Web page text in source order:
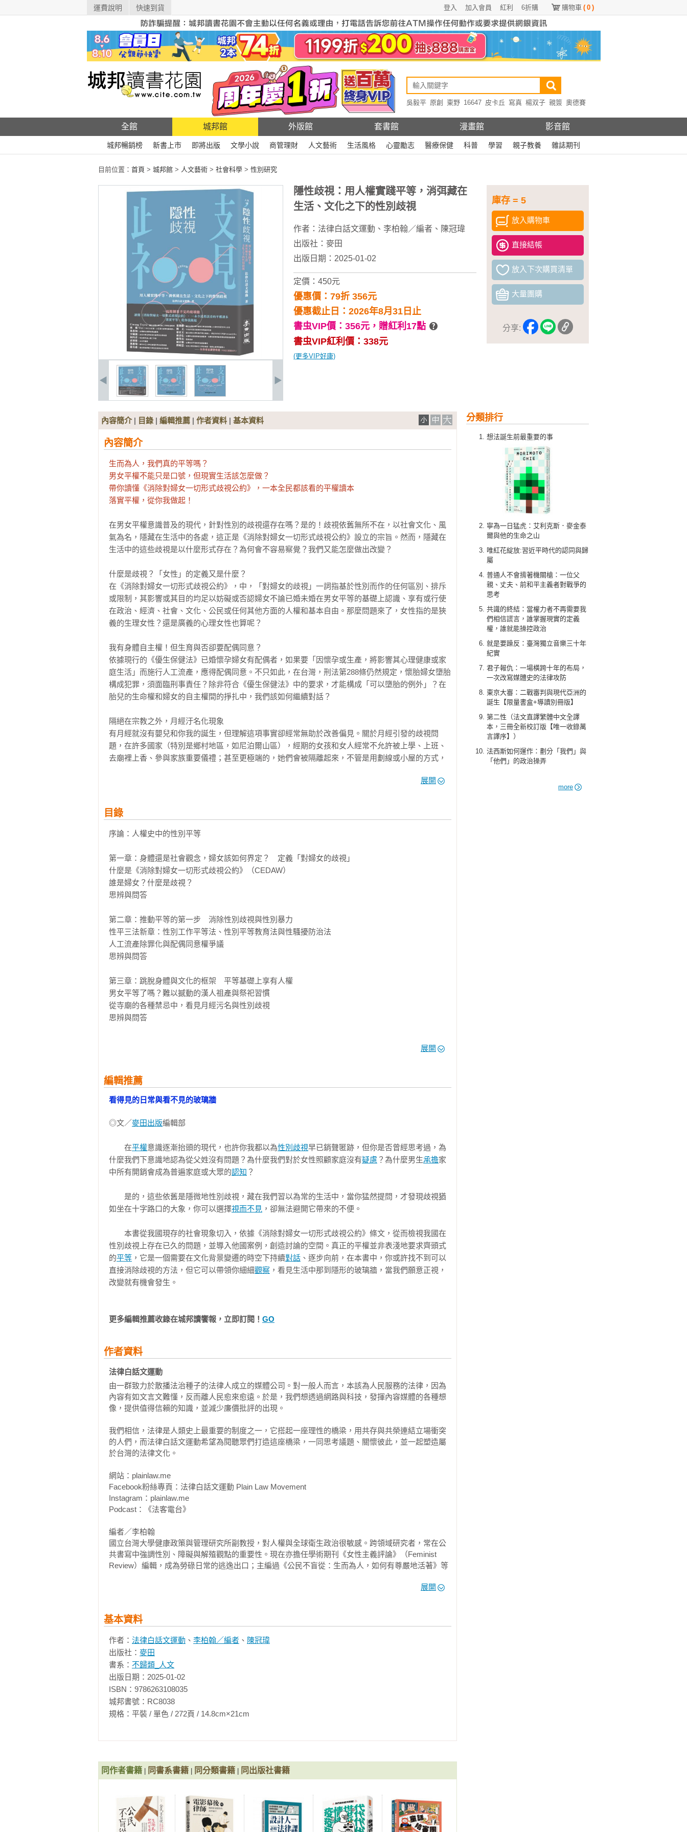
運費說明 快速到貨 購物車 ( 0 )
6折購
紅利
加入會員
登入
吳毅平 原創 東野 16647 皮卡丘 寫真 楊双子 親簽 奧德賽
全館 城邦館 外版館 套書館 漫畫館 影音館
城邦暢銷榜 新書上市 即將出版 文學小說 商管理財 人文藝術 生活風格 心靈勵志 醫療保健 科普 學習 親子教養 雜誌期刊
目前位置： 首頁 > 城邦館 > 人文藝術 > 社會科學 > 性別研究
庫存 = 5
放入購物車
直接結帳
放入下次購買清單
大量團購
分享:
隱性歧視：用人權實踐平等，消弭藏在
生活、文化之下的性別歧視
作者： 法律白話文運動 、 李柏翰／編者 、 陳冠瑋
出版社： 麥田
出版日期：2025-01-02
定價：450元
優惠價：79折 356元
優惠截止日：2026年8月31日止
書虫VIP價：356元， 贈紅利17點
書虫VIP紅利價：338元
(更多VIP好康)
分類排行
想法誕生前最重要的事
寧為一日猛虎：艾利克斯．麥金泰
爾與他的生命之山
唯紅花綻放:習近平時代的認同與歸
屬
普通人不會揹著機關槍：一位父
親、丈夫、前和平主義者對戰爭的
思考
共識的終結：當權力者不再需要我
們相信謊言，誰掌握現實的定義
權，誰就能操控政治
就是要躁反：臺灣獨立音樂三十年
紀實
君子報仇：一場橫跨十年的布局，
一次改寫媒體史的法律攻防
東京大審：二戰審判與現代亞洲的
誕生【限量書盒+導讀別冊版】
第二性（法文直譯繁體中文全譯
本，三冊全新校訂版【唯一收錄萬
言譯序】）
法西斯如何運作：劃分「我們」與
「他們」的政治操弄
more
內容簡介| 目錄 | 編輯推薦 | 作者資料 | 基本資料
內容簡介
生而為人，我們真的平等嗎？
男女平權不能只是口號，但現實生活該怎麼做？
帶你讀懂《消除對婦女一切形式歧視公約》，一本全民都該看的平權讀本
落實平權，從你我做起！
在男女平權意識普及的現代，針對性別的歧視還存在嗎？是的！歧視依舊無所不在，以社會文化、風
氣為名，隱藏在生活中的各處，這正是《消除對婦女一切形式歧視公約》設立的宗旨。然而，隱藏在
生活中的這些歧視是以什麼形式存在？為何會不容易察覺？我們又能怎麼做出改變？
什麼是歧視？「女性」的定義又是什麼？
在《消除對婦女一切形式歧視公約》，中，「對婦女的歧視」一詞指基於性別而作的任何區別、排斥
或限制，其影響或其目的均足以妨礙或否認婦女不論已婚未婚在男女平等的基礎上認識、享有或行使
在政治、經濟、社會、文化、公民或任何其他方面的人權和基本自由。那麼問題來了，女性指的是狹
義的生理女性？還是廣義的心理女性也算呢？
我有身體自主權！但生育與否卻要配偶同意？
依據現行的《優生保健法》已婚懷孕婦女有配偶者，如果要「因懷孕或生產，將影響其心理健康或家
庭生活」而施行人工流產，應得配偶同意。不只如此，在台灣，刑法第288條仍然規定，懷胎婦女墮胎
構成犯罪，須面臨刑事責任？除非符合《優生保健法》中的要求，才能構成「可以墮胎的例外」？在
胎兒的生命權和婦女的自主權間的掙扎中，我們該如何繼續對話？
隔絕在宗教之外，月經汙名化現象
有月經就沒有嬰兒和你我的誕生，但理解這項事實卻經常無助於改善偏見。關於月經引發的歧視問
題，在許多國家（特別是鄉村地區，如尼泊爾山區），經期的女孩和女人經常不允許被上學、上班、
去廟裡上香、參與家族重要儀禮；甚至更極端的，她們會被隔離起來，不管是用劃線或小屋的方式，
「是男孩就不准哭！」近來「有毒的男子氣概」（toxic masculinity）成為很夯的詞，但有毒的男子氣
概到底是什麼、打哪來，為什麼使所有人不分性別都活得這麼辛苦？在當今台灣社會，什麼樣的性別
氣質才符合「真男人」和「好男人」或「真女人」和「好女人」的定義呢？這些當代的定義是否有毒
台灣外交再困難，也沒有10%女性限額難
台灣首位女外交官張小月擁有多項外交部的「女性第一」紀錄，而這些紀錄的晚近，顯現出女性早期
在進入外交體系的艱難，以及要在體系中獲得重用的稀少性。為什麼外交過去長期被認為是男性的工
地進行外交工作？女性外交官又會面臨哪些實質上的派駐困難？
結婚後該住誰家？財產分配怎樣才平等？
為何女性婚後就要搬進夫家？住在妻子家的男性就叫「入贅」？此外，台灣人在財產分配運用上，有
內部的關係，也反映了社會結構中的性別角色刻板印象，除了法律和政策外，個人、家庭、教育可以
如何改變這種觀念？
本書以我國現存的社會現象切入，依據《消除對婦女一切形式歧視公約》條文，從而檢視我國在性別
Ciwang Teyra│國立台灣大學社會工作學系副教授
王曉丹│國立政治大學法學院教授
林　薇 Vivi│NGO小紅帽、小紅厝月經博物館創辦人
官曉薇│台北大學法學院及社會學系合聘教授
苗博雅│台北市議員
郭惠瑜│國立中正大學社會福利學系助理教授
游美惠│國立高雄師範大學性別教育研究所教授
劉　文│中央研究院民族學研究所副研究員
蔡宜文│國立清華大學社會所博士候選人、蔡宜文的多元宇宙Podcast主持人
賴瑩真│瑩真律師
韓宜臻│台灣性別平等教育協會秘書長
釋昭慧│玄奘大學宗教與文化學系教授、佛教弘誓學院創辦人
展開
目錄
序論：人權史中的性別平等
第一章：身體還是社會觀念，婦女該如何界定？　定義「對婦女的歧視」
什麼是《消除對婦女一切形式歧視公約》（CEDAW）
誰是婦女？什麼是歧視？
思辨與問答
第二章：推動平等的第一步　消除性別歧視與性別暴力
性平三法新章：性別工作平等法、性別平等教育法與性騷擾防治法
人工流產除罪化與配偶同意權爭議
思辨與問答
第三章：跳脫身體與文化的框架　平等基礎上享有人權
男女平等了嗎？難以撼動的漢人祖產與祭祀習慣
從寺廟的各種禁忌中，看見月經污名與性別歧視
思辨與問答
思辨與問答
第五章：只能當「好男人」或「好女人」嗎？　改變性別偏見
革除結構性暴力，別讓殺人成為自我救濟的手段
第六章：從跨國婚姻到性交易產業　禁止販賣婦女與使婦女賣淫
婚姻仲介或買賣新娘？
跨國販賣婦女的深淵
性交易產業是否應該合法？台灣現況如何？
思辨與問答
第七章：台灣的女人參政一點都不困難？　消除政治與公共生活之歧視
從憲法規定婦女保障名額，到女性閣員比例成為總統競選重要政見
有女總統，就性別平等了嗎？
外交場域的女性與外交特考的百分之十女性限額
派駐的艱難
思辨與問答
第九章：現代版的「嫁雞隨雞，嫁狗隨狗」　國籍權之平等
跨國婚姻聽似浪漫，但處處皆是失去國籍的危機
思辨與問答
第十章：男女分校下的落差　教育權之平等
婦女已經享有平等的受教育權利？
教育內容的性別平等你注意到了嗎？
體育場上的性別平等
教育，是性別平等的基石
第十一章：專業無關性別　工作權之平等
從懷孕歧視到工作的母親
職場中的隱形力量：同工不同酬與玻璃天花板
女男健康不平等，需透過政治意志消弭性別偏見
女人的身體健康，不該是宗教與政黨政治的戰場
思辨與問答
第十三章：打破日常中的玻璃牆　經濟與社會福利權之平等
信貸歧視：當性別不是考量因素？
女性創業：協助起飛的鳳凰貸款與飛雁計畫
運動場的性別爭議
第十四章：別讓這裡成為化外之地　農村婦女的權利
台灣農村婦女的狀況
參與決策的困難：沒有女性幹部的農會？
農村銀行：從諾貝爾獎到惡化處境
展開
編輯推薦
看得見的日常與看不見的玻璃牆
◎文／麥田出版編輯部
在平權意識逐漸抬頭的現代，也許你我都以為性別歧視早已銷聲匿跡，但你是否曾經思考過，為
什麼我們下意識地認為從父姓沒有問題？為什麼我們對於女性照顧家庭沒有疑慮 ？為什麼男生承擔家
中所有開銷會成為普遍家庭或大眾的認知 ？
是的，這些依舊是隱微地性別歧視，藏在我們習以為常的生活中，當你猛然提問，才發現歧視猶
如坐在十字路口的大象，你可以選擇視而不見 ，卻無法避開它帶來的不便。
本書從我國現存的社會現象切入，依據《消除對婦女一切形式歧視公約》條文，從而檢視我國在
性別歧視上存在已久的問題，並導入他國案例，創造討論的空間。真正的平權並非表淺地要求齊頭式
的平等 ，它是一個需要在文化背景變遷的時空下持續對話 、逐步向前，在本書中，你或許找不到可以
直接消除歧視的方法，但它可以帶領你細細觀察 ，看見生活中那到隱形的玻璃牆，當我們願意正視，
更多編輯推薦收錄在城邦讀饗報，立即訂閱！ GO
作者資料
法律白話文運動
由一群致力於散播法治種子的法律人成立的媒體公司。對一般人而言，本該為人民服務的法律，因為
內容有如文言文難懂，反而離人民愈來愈遠。於是，我們想透過網路與科技，發揮內容媒體的各種想
像，提供值得信賴的知識，並減少廉價批評的出現。
我們相信，法律是人類史上最重要的制度之一，它搭起一座理性的橋梁，用共存與共榮連結立場衝突
的人們，而法律白話文運動希望為閱聽眾們打造這座橋梁，一同思考議題、關懷彼此，並一起塑造屬
於台灣的法律文化。
網站：plainlaw.me
Facebook粉絲專頁：法律白話文運動 Plain Law Movement
Instagram：plainlaw.me
Podcast：《法客電台》
編者／李柏翰
國立台灣大學健康政策與管理研究所副教授，對人權與全球衛生政治很敏感。跨領域研究者，常在公
共書寫中強調性別、障礙與解殖觀點的重要性。現在亦擔任學術期刊《女性主義評論》（Feminist
Review）編輯，成為勞碌日常的逃逸出口；主編過《公民不盲從：生而為人，如何有尊嚴地活著》等
法，近期關心民主、人權與科技的交會，現與法律白話文運動經營英語平台Taiwan Human Rights
相關著作：《公民不盲從：生而為人，如何有尊嚴地活著——國家能賜死人民嗎？能投票就是民主？
防疫就能限制出入境？收入低就該餓肚子嗎？……30堂基本人權思辨課》《公民不盲從：生而為人，
如何有尊嚴地活著（特別簽名版）——國家能賜死人民嗎？能投票就是民主？防疫就能限制出入境？
收入低就該餓肚子嗎？……30堂基本人權思辨課》
展開
基本資料
作者： 法律白話文運動 、 李柏翰／編者 、 陳冠瑋
出版社： 麥田
書系： 不歸類_人文
出版日期：2025-01-02
ISBN：9786263108035
城邦書號：RC8038
規格：平裝 / 單色 / 272頁 / 14.8cm×21cm
同作者書籍 同書系書籍 同分類書籍 同出版社書籍